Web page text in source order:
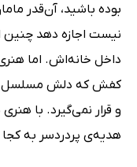
بوده باشید، آن‌قدر
نیست اجازه دهد چنین
داخل خانه‌اش. اما
کفش که دلش مسلسل
و قرار نمی‌گیرد. با
هدیه‌ی پردردسر به